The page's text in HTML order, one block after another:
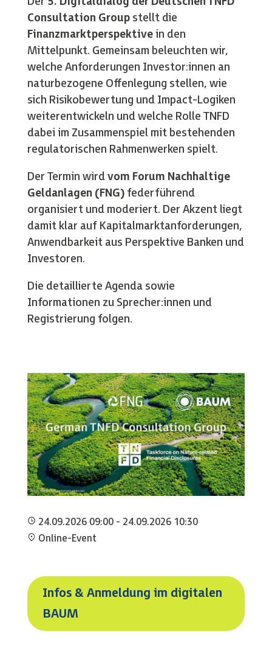
Consultation Groupstellt die
Finanzmarktperspektivein den
Mittelpunkt. Gemeinsam beleuchten wir,
welche Anforderungen Investor:innen an
naturbezogene Offenlegung stellen, wie
sich Risikobewertung und Impact-Logiken
weiterentwickeln und welche Rolle TNFD
dabei im Zusammenspiel mit bestehenden
regulatorischen Rahmenwerken spielt.
Der Termin wirdvom Forum Nachhaltige
Geldanlagen (FNG) federführend
organisiert und moderiert. Der Akzent liegt
damit klar auf Kapitalmarktanforderungen,
Anwendbarkeit aus Perspektive Banken und
Investoren.
Die detaillierte Agenda sowie
Informationen zu Sprecher:innen und
Registrierung folgen.
24.09.2026 09:00 - 24.09.2026 10:30
Online-Event
Infos & Anmeldung im digitalen
BAUM